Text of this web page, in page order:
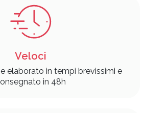
Veloci
elaborato in tempi brevissimi e
in 48h